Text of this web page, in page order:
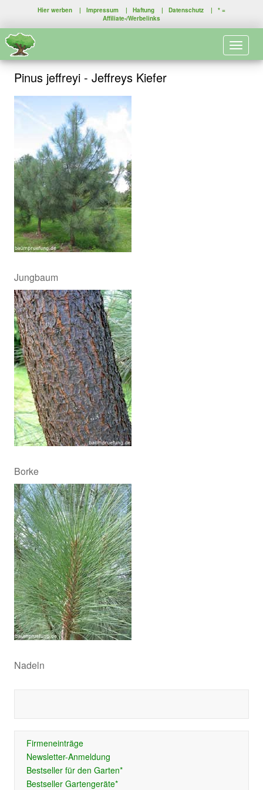
Hier werben | Impressum | Haftung | Datenschutz | * =
Affiliate-/Werbelinks
Pinus jeffreyi - Jeffreys Kiefer
Jungbaum
Borke
Nadeln
Firmeneinträge
Newsletter-Anmeldung
Bestseller für den Garten*
Bestseller Gartengeräte*